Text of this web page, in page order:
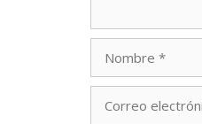
electrónico